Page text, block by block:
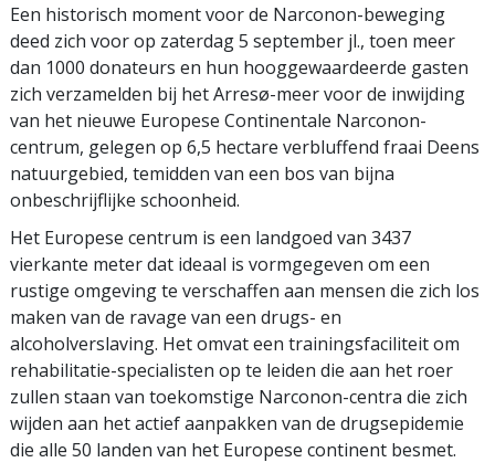
Een historisch moment voor de Narconon-beweging
deed zich voor op zaterdag 5 september jl., toen meer
dan 1000 donateurs en hun hooggewaardeerde gasten
zich verzamelden bij het Arresø-meer voor de inwijding
van het nieuwe Europese Continentale Narconon-
centrum, gelegen op 6,5 hectare verbluffend fraai Deens
natuurgebied, temidden van een bos van bijna
onbeschrijflijke schoonheid.
Het Europese centrum is een landgoed van 3437
vierkante meter dat ideaal is vormgegeven om een
rustige omgeving te verschaffen aan mensen die zich los
maken van de ravage van een drugs- en
alcoholverslaving. Het omvat een trainingsfaciliteit om
rehabilitatie-specialisten op te leiden die aan het roer
zullen staan van toekomstige Narconon-centra die zich
wijden aan het actief aanpakken van de drugsepidemie
die alle 50 landen van het Europese continent besmet.